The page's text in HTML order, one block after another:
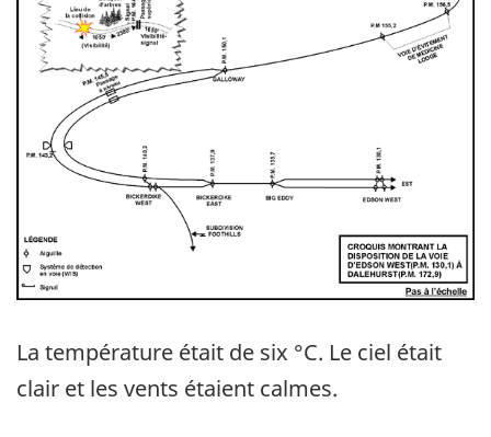
La température était de six °C. Le ciel était
clair et les vents étaient calmes.